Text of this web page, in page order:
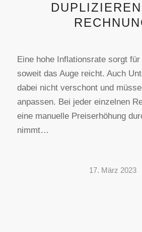
Eine hohe Inflationsrate sorgt für
soweit das Auge reicht. Auch
dabei nicht verschont und
anpassen. Bei jeder einzelnen
eine manuelle Preiserhöhung
nimmt…
17. März 2023